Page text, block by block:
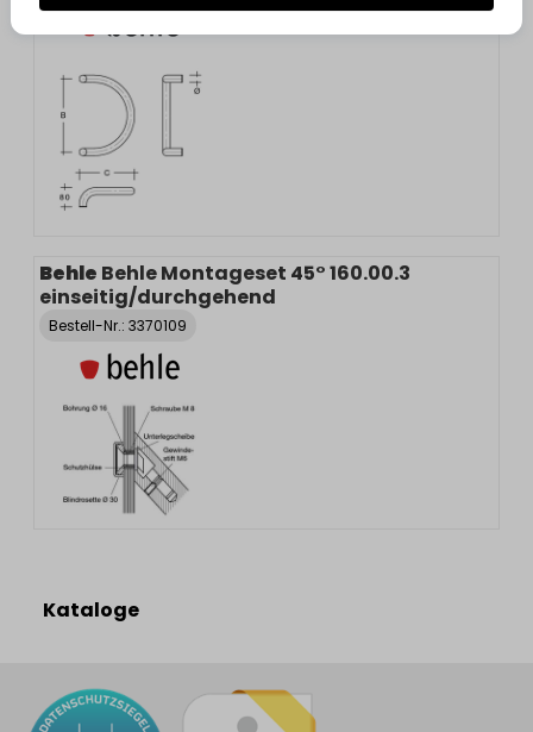
Behle Behle Montageset 45° 160.00.3
einseitig/durchgehend
Bestell-Nr.: 3370109
Kataloge